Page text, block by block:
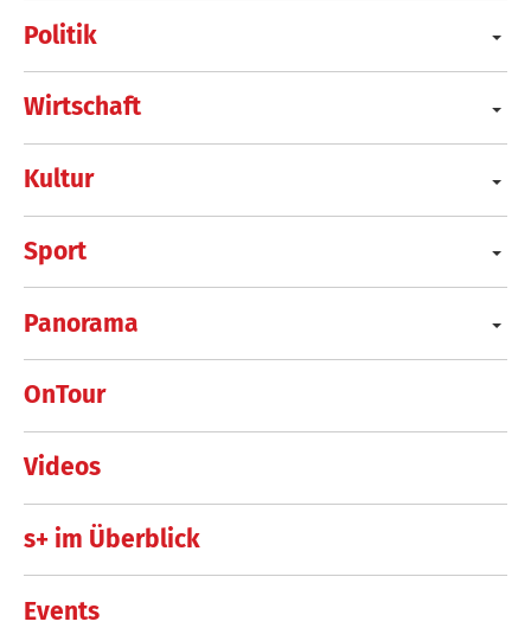
Politik
Wirtschaft
Kultur
Sport
Panorama
OnTour
Videos
s+ im Überblick
Events